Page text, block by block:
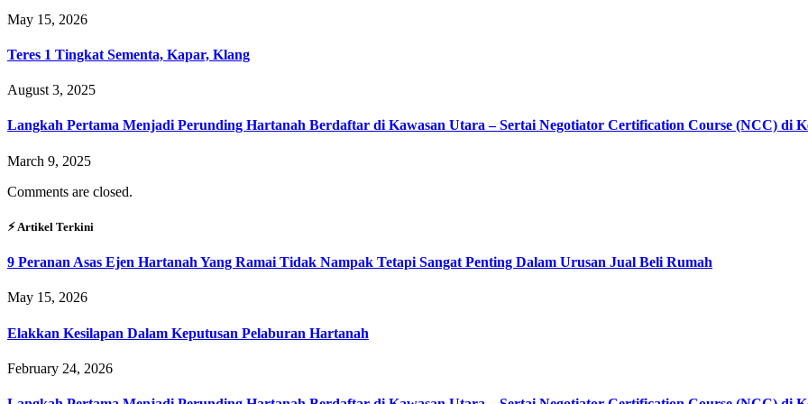
May 15, 2026
Teres 1 Tingkat Sementa, Kapar, Klang
August 3, 2025
Langkah Pertama Menjadi Perunding Hartanah Berdaftar di Kawasan Utara – Sertai Negotiator Certification Course (NCC) di
March 9, 2025
Comments are closed.
⚡︎ Artikel Terkini
9 Peranan Asas Ejen Hartanah Yang Ramai Tidak Nampak Tetapi Sangat Penting Dalam Urusan Jual Beli Rumah
May 15, 2026
Elakkan Kesilapan Dalam Keputusan Pelaburan Hartanah
February 24, 2026